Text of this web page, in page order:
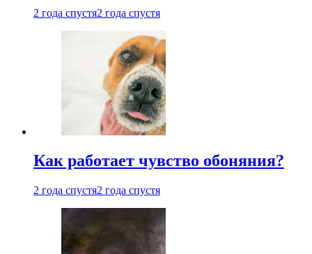
2 года спустя2 года спустя
Как работает чувство обоняния?
2 года спустя2 года спустя